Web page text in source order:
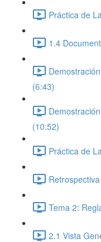
Práctica de
1.4
(6:43)
(10:52)
Práctica de
Tema 2:
2.1 Vista